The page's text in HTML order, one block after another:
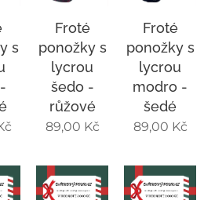
s
Froté
ponožky s
lycrou
šedo -
růžové
89,00 Kč
Froté
ponožky s
lycrou
modro -
šedé
89,00 Kč